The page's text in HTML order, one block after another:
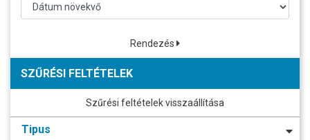
Rendezés
SZŰRÉSI FELTÉTELEK
Szűrési feltételek visszaállítása
Tipus